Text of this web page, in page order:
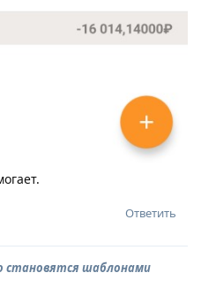
Ответить
становятся шаблонами